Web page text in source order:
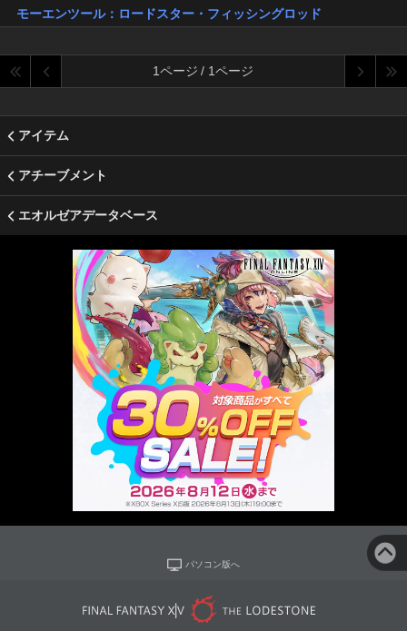
モーエンツール：ロードスター・フィッシングロッド
1ページ / 1ページ
アイテム
アチーブメント
エオルゼアデータベース
パソコン版へ